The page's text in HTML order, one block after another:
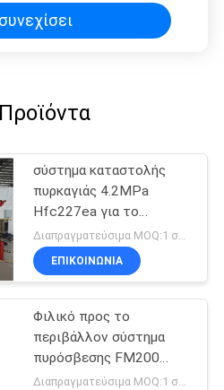
σύστημα καταστολής
πυρκαγιάς 4.2MPa
Hfc227ea για το
δωμάτιο
τηλεπικοινωνιών
Διαπραγματεύσιμα MOQ:1 σύνολο
ΕΠΙΚΟΙΝΩΝΊΑ
Φιλικό προς το
περιβάλλον σύστημα
πυρόσβεσης FM200
χωρίς ρύπανση
Διαπραγματεύσιμα MOQ:1 σύνολο